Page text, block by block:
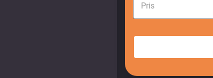
Pris